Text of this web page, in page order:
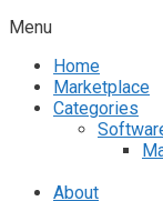
Menu
Home
Marketplace
Categories
About